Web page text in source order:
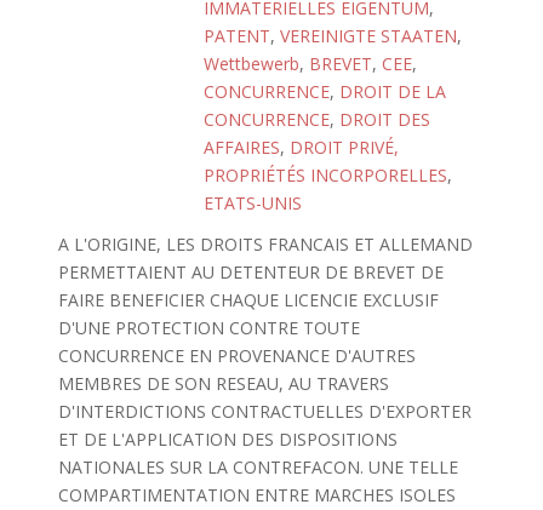
IMMATERIELLES EIGENTUM,
PATENT, VEREINIGTE STAATEN,
Wettbewerb, BREVET, CEE,
CONCURRENCE, DROIT DE LA
CONCURRENCE, DROIT DES
AFFAIRES, DROIT PRIVÉ,
PROPRIÉTÉS INCORPORELLES,
ETATS-UNIS
A L'ORIGINE, LES DROITS FRANCAIS ET ALLEMAND
PERMETTAIENT AU DETENTEUR DE BREVET DE
FAIRE BENEFICIER CHAQUE LICENCIE EXCLUSIF
D'UNE PROTECTION CONTRE TOUTE
CONCURRENCE EN PROVENANCE D'AUTRES
MEMBRES DE SON RESEAU, AU TRAVERS
D'INTERDICTIONS CONTRACTUELLES D'EXPORTER
ET DE L'APPLICATION DES DISPOSITIONS
NATIONALES SUR LA CONTREFACON. UNE TELLE
COMPARTIMENTATION ENTRE MARCHES ISOLES